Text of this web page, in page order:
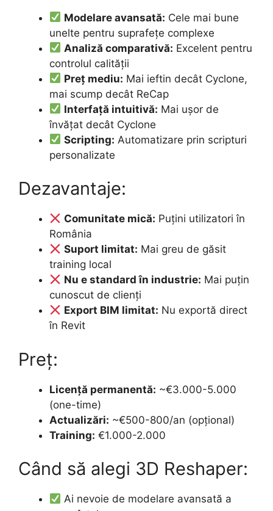
Modelare avansată: Cele mai bune
unelte pentru suprafețe complexe
Analiză comparativă: Excelent pentru
controlul calității
Preț mediu: Mai ieftin decât Cyclone,
mai scump decât ReCap
Interfață intuitivă: Mai ușor de
învățat decât Cyclone
Scripting: Automatizare prin scripturi
personalizate
Dezavantaje:
Comunitate mică: Puțini utilizatori în
România
Suport limitat: Mai greu de găsit
training local
Nu e standard în industrie: Mai puțin
cunoscut de clienți
Export BIM limitat: Nu exportă direct
în Revit
Preț:
Licență permanentă: ~€3.000-5.000
(one-time)
Actualizări: ~€500-800/an (opțional)
Training: €1.000-2.000
Când să alegi 3D Reshaper:
Ai nevoie de modelare avansată a